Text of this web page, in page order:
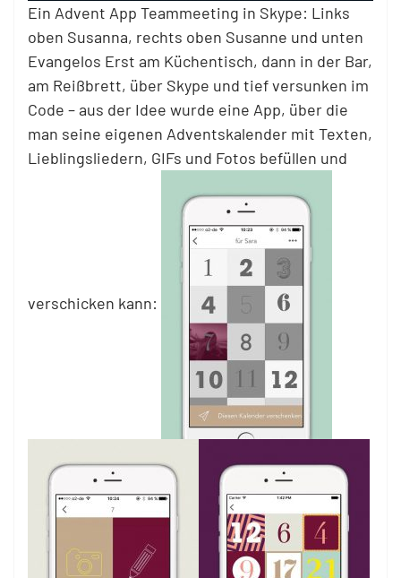
Ein Advent App Teammeeting in Skype: Links
oben Susanna, rechts oben Susanne und unten
Evangelos Erst am Küchentisch, dann in der Bar,
am Reißbrett, über Skype und tief versunken im
Code – aus der Idee wurde eine App, über die
man seine eigenen Adventskalender mit Texten,
Lieblingsliedern, GIFs und Fotos befüllen und
verschicken kann: